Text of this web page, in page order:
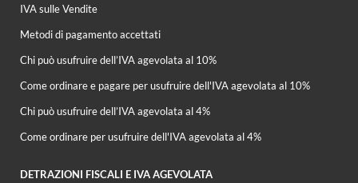
IVA sulle Vendite
Metodi di pagamento accettati
Chi può usufruire dell’IVA agevolata al 10%
Come ordinare e pagare per usufruire dell'IVA agevolata al 10%
Chi può usufruire dell’IVA agevolata al 4%
Come ordinare per usufruire dell'IVA agevolata al 4%
DETRAZIONI FISCALI E IVA AGEVOLATA